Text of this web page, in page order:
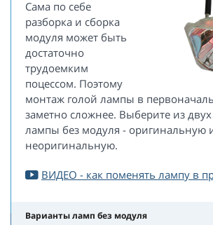
Сама по себе
разборка и сборка
модуля может быть
достаточно
трудоемким
поцессом. Поэтому
монтаж голой лампы в
заметно сложнее. Выберите из
лампы без модуля - оригинальную
неоригинальную.
ВИДЕО - как поменять лампу в
Варианты ламп без модуля